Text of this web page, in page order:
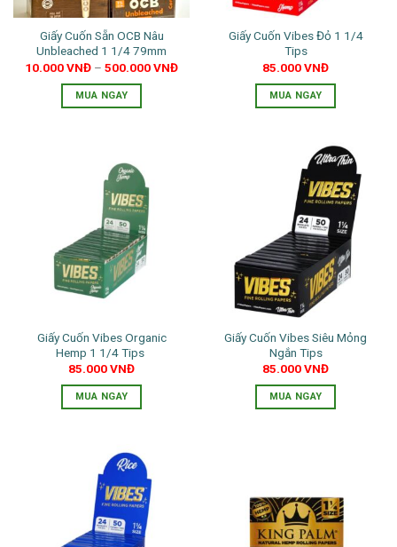
Giấy Cuốn Sẵn OCB Nâu
Unbleached 1 1/4 79mm
10.000VNĐ – 500.000VNĐ
MUA NGAY
có
nhiều
biến
thể.
Các
tùy
chọn
có
được
chọn
trên
trang
Giấy Cuốn Vibes Đỏ 1 1/4
Tips
85.000VNĐ
MUA NGAY
Giấy Cuốn Vibes Organic
Hemp 1 1/4 Tips
85.000VNĐ
MUA NGAY
Giấy Cuốn Vibes Siêu Mỏng
Ngắn Tips
85.000VNĐ
MUA NGAY